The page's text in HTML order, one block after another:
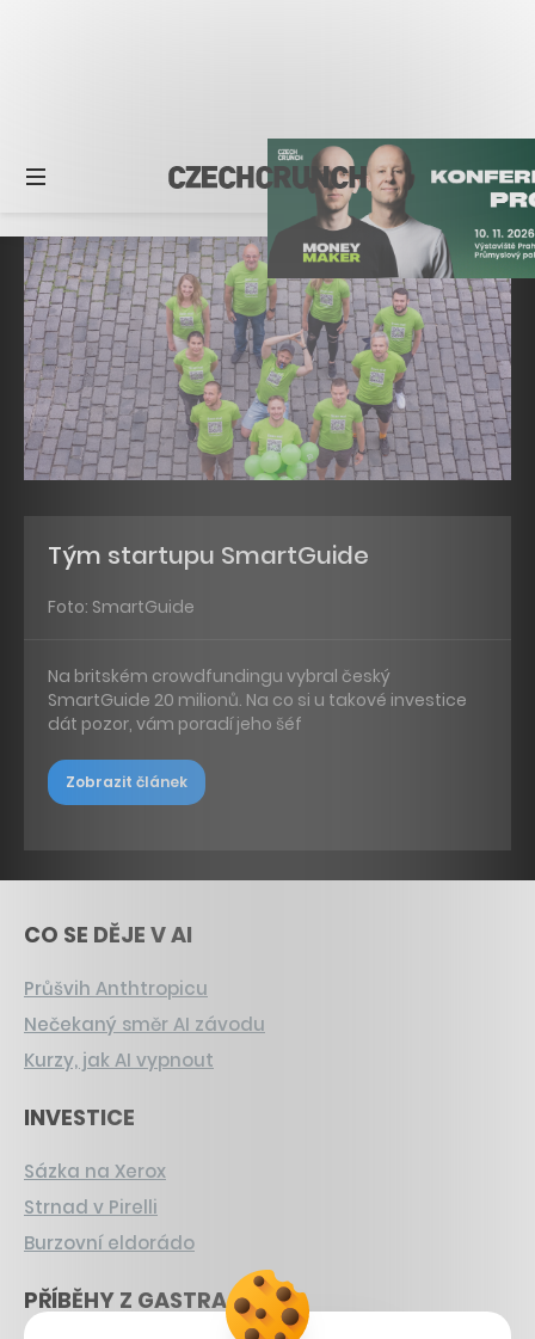
Tým startupu SmartGuide
Foto: SmartGuide
Na britském crowdfundingu vybral český
SmartGuide 20 milionů. Na co si u takové investice
dát pozor, vám poradí jeho šéf
Zobrazit článek
CO SE DĚJE V AI
Průšvih Anthtropicu
Nečekaný směr AI závodu
Kurzy, jak AI vypnout
INVESTICE
Sázka na Xerox
Strnad v Pirelli
Burzovní eldorádo
PŘÍBĚHY Z GASTRA